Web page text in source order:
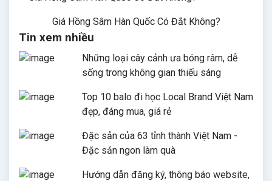
Giá Hồng Sâm Hàn Quốc Có Đắt Không?
Tin xem nhiều
Những loại cây cảnh ưa bóng râm, dễ
sống trong không gian thiếu sáng
Top 10 balo đi học Local Brand Việt Nam
đẹp, đáng mua, giá rẻ
Đặc sản của 63 tỉnh thành Việt Nam -
Đặc sản ngon làm quà
Hướng dẫn đăng ký, thông báo website,